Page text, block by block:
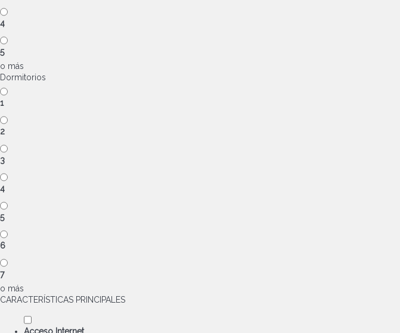
4
5
o más
Dormitorios
1
2
3
4
5
6
7
o más
CARACTERÍSTICAS PRINCIPALES